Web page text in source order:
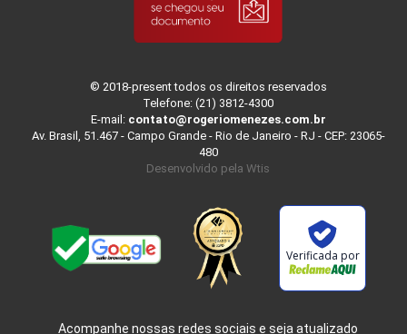
© 2018-present todos os direitos reservados
Telefone: (21) 3812-4300
E-mail: contato@rogeriomenezes.com.br
Av. Brasil, 51.467 - Campo Grande - Rio de Janeiro - RJ - CEP: 23065-
480
Desenvolvido pela Wtis
Verificada por
Acompanhe nossas redes sociais e seja atualizado